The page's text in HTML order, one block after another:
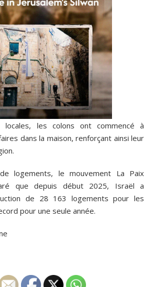
locales, les colons ont commencé à
dans la maison, renforçant ainsi leur
logements, le mouvement La Paix
que depuis début 2025, Israël a
de 28 163 logements pour les
pour une seule année.